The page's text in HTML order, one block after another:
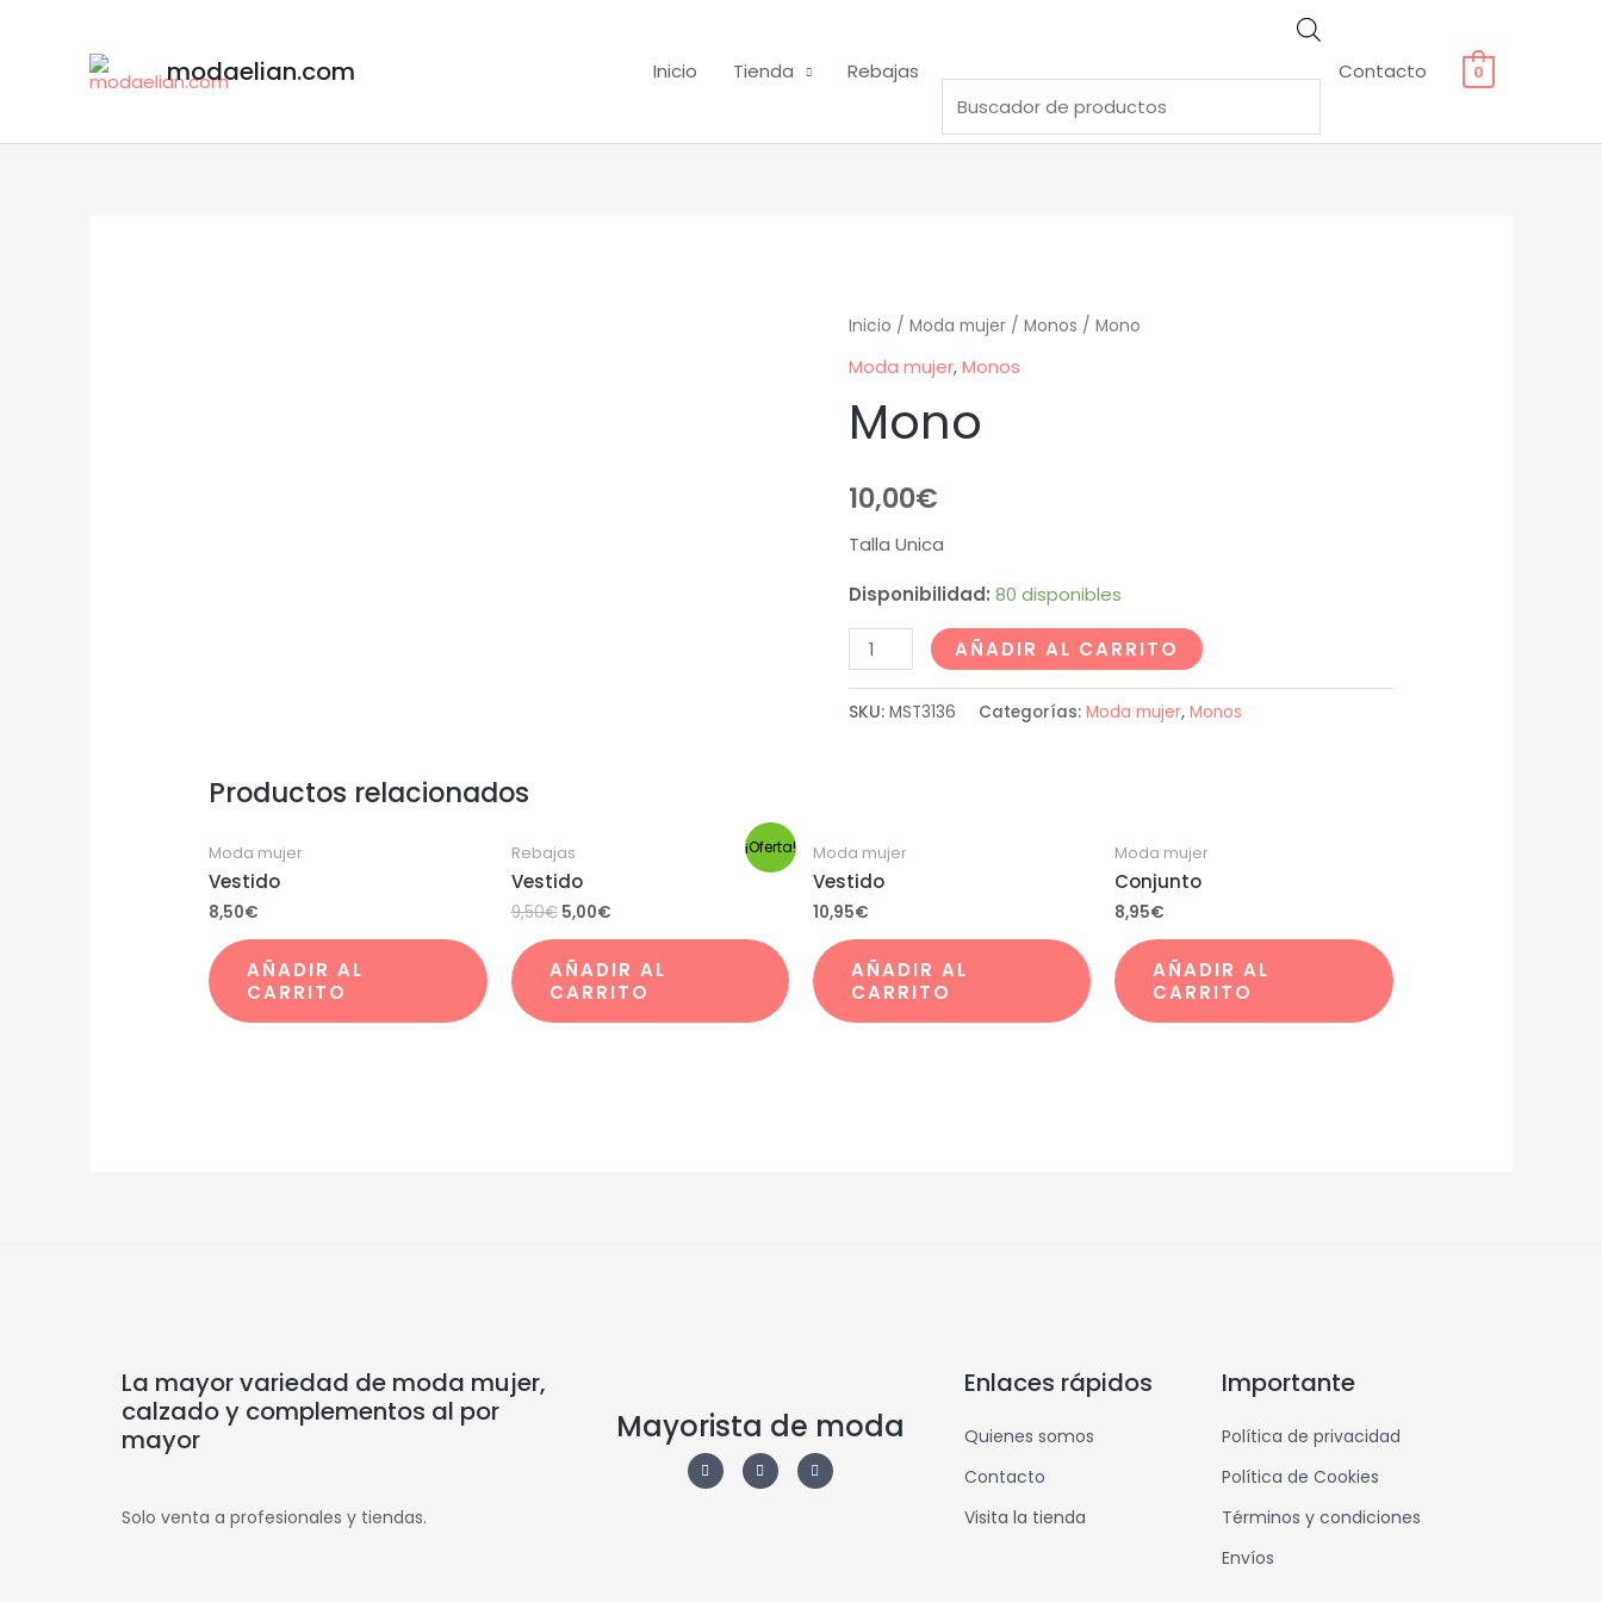
modaelian.com Inicio Tienda Rebajas Contacto 0
Inicio / Moda mujer/ Monos / Mono
Moda mujer,Monos
Mono
10,00€
Talla Unica
Disponibilidad: 80 disponibles
AÑADIR AL CARRITO
SKU: MST3136 Categorías: Moda mujer, Monos
Productos relacionados
Moda mujer
Vestido
8,50€
AÑADIR AL
CARRITO
¡Oferta!
Rebajas
Vestido
9,50€ 5,00€
AÑADIR AL
CARRITO
Moda mujer
Vestido
10,95€
AÑADIR AL
CARRITO
Moda mujer
Conjunto
8,95€
AÑADIR AL
CARRITO
La mayor variedad de moda mujer,
calzado y complementos al por
mayor
Solo venta a profesionales y tiendas.
Mayorista de moda
Enlaces rápidos
Quienes somos
Contacto
Visita la tienda
Importante
Política de privacidad
Política de Cookies
Términos y condiciones
Envíos